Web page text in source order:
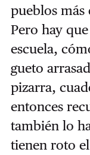
pueblos
Pero hay
escuela,
gueto
pizarra,
entonces
también lo
tienen roto